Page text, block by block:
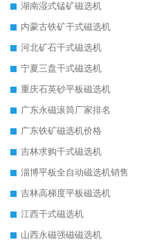
湖南湿式锰矿磁选机
内蒙古铁矿干式磁选机
河北矿石干式磁选机
宁夏三盘干式磁选机
重庆石英砂平板磁选机
广东永磁滚筒厂家排名
广东铁矿磁选机价格
吉林求购干式磁选机
淄博平板全自动磁选机销售
吉林高梯度平板磁选机
江西干式磁选机
山西永磁强磁磁选机